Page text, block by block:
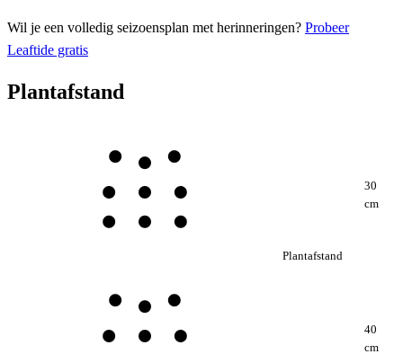
Wil je een volledig seizoensplan met herinneringen? Probeer
Leaftide gratis
Plantafstand
Plantafstand
30
cm
40
cm